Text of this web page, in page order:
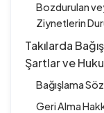
Bozdurulan
Ziynetlerin
Takılarda
Şartlar ve
Bağışlama
Geri Alma